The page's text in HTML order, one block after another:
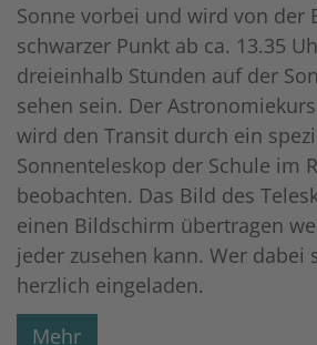
Sonne vorbei und wird von der
schwarzer Punkt ab ca. 13.35
dreieinhalb Stunden auf der
sehen sein. Der
wird den Transit durch ein
Sonnenteleskop der Schule im
beobachten. Das Bild des
einen Bildschirm übertragen
jeder zusehen kann. Wer dabei
herzlich eingeladen.
Mehr